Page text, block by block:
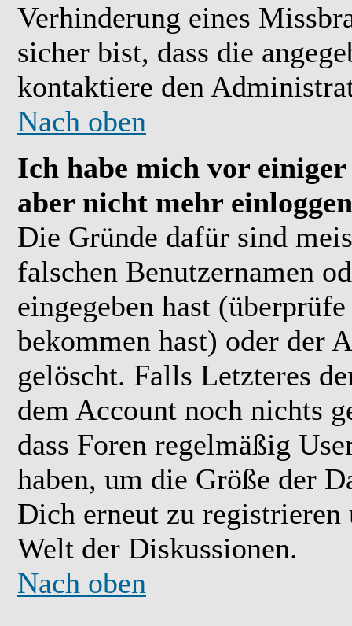
Verhinderung eines
sicher bist, dass die
kontaktiere den
Nach oben
Ich habe mich vor
aber nicht mehr
Die Gründe dafür sind
falschen Benutzernamen
eingegeben hast
bekommen hast) oder der
gelöscht. Falls Letzteres
dem Account noch nichts
dass Foren regelmäßig
haben, um die Größe der
Dich erneut zu
Welt der Diskussionen.
Nach oben